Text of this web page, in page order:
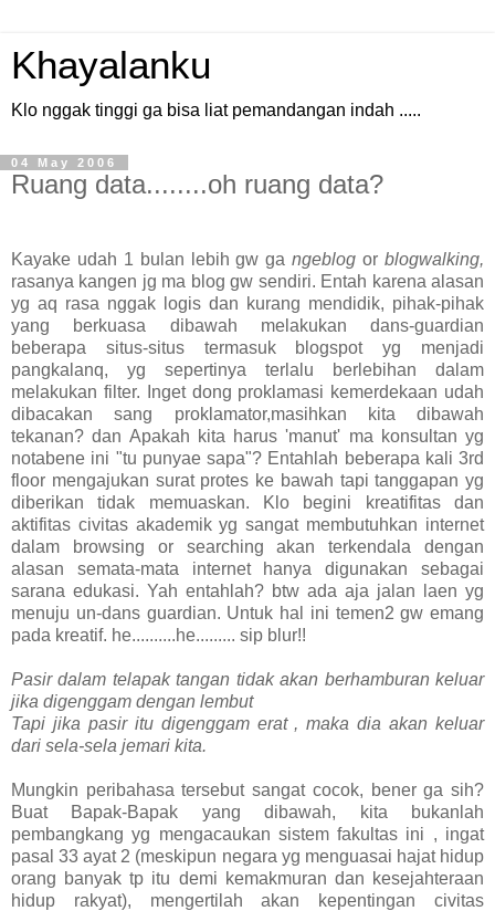
Khayalanku
Klo nggak tinggi ga bisa liat pemandangan indah .....
04 May 2006
Ruang data........oh ruang data?
Kayake udah 1 bulan lebih gw gangeblog orblogwalking,
rasanya kangen jg ma blog gw sendiri. Entah karena alasan
yg aq rasa nggak logis dan kurang mendidik, pihak-pihak
yang berkuasa dibawah melakukan dans-guardian
beberapa situs-situs termasuk blogspot yg menjadi
pangkalanq, yg sepertinya terlalu berlebihan dalam
melakukan filter. Inget dong proklamasi kemerdekaan udah
dibacakan sang proklamator,masihkan kita dibawah
tekanan? dan Apakah kita harus 'manut' ma konsultan yg
notabene ini "tu punyae sapa"? Entahlah beberapa kali 3rd
floor mengajukan surat protes ke bawah tapi tanggapan yg
diberikan tidak memuaskan. Klo begini kreatifitas dan
aktifitas civitas akademik yg sangat membutuhkan internet
dalam browsing or searching akan terkendala dengan
alasan semata-mata internet hanya digunakan sebagai
sarana edukasi. Yah entahlah? btw ada aja jalan laen yg
menuju un-dans guardian. Untuk hal ini temen2 gw emang
pada kreatif. he..........he......... sip blur!!
Pasir dalam telapak tangan tidak akan berhamburan keluar
jika digenggam dengan lembut
Tapi jika pasir itu digenggam erat , maka dia akan keluar
dari sela-sela jemari kita.
Mungkin peribahasa tersebut sangat cocok, bener ga sih?
Buat Bapak-Bapak yang dibawah, kita bukanlah
pembangkang yg mengacaukan sistem fakultas ini , ingat
pasal 33 ayat 2 (meskipun negara yg menguasai hajat hidup
orang banyak tp itu demi kemakmuran dan kesejahteraan
hidup rakyat), mengertilah akan kepentingan civitas